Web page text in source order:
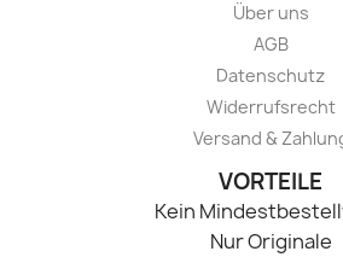
Über uns
AGB
Datenschutz
Widerrufsrecht
Versand &
VORTEILE
Kein
Nur Originale